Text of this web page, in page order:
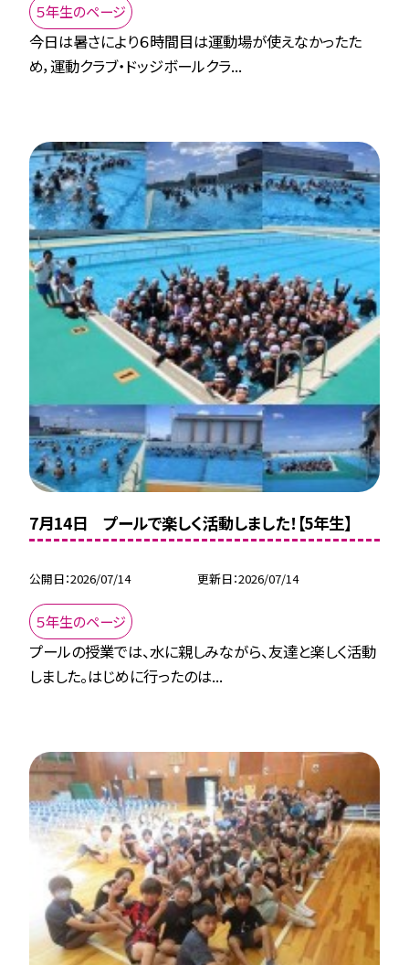
５年生のページ
今日は暑さにより６時間目は運動場が使えなかったた
め，運動クラブ・ドッジボールクラ...
7月14日 プールで楽しく活動しました！【5年生】
公開日 2026/07/14 更新日 2026/07/14
５年生のページ
プールの授業では、水に親しみながら、友達と楽しく活動
しました。はじめに行ったのは...